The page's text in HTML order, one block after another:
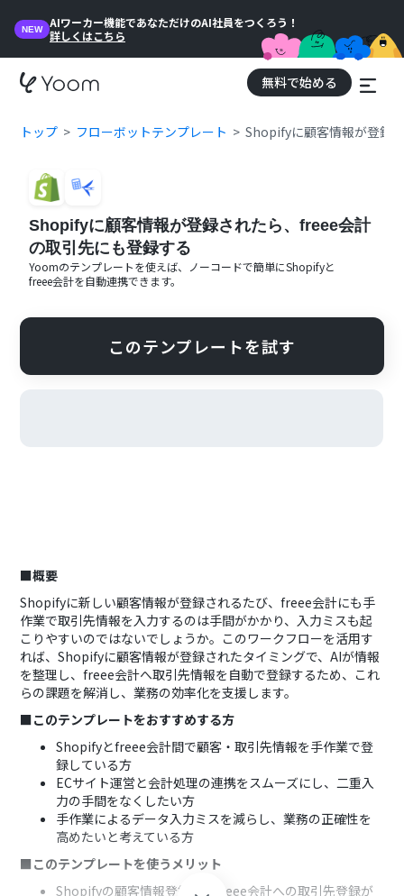
NEW
AIワーカー機能であなただけのAI社員をつくろう！
詳しくはこちら
無料で始める
トップ フローボットテンプレート Shopifyに顧客情報が登録
Shopifyに顧客情報が登録されたら、freee会計
の取引先にも登録する
Yoomのテンプレートを使えば、ノーコードで簡単にShopifyと
freee会計を自動連携できます。
このテンプレートを試す
■概要
Shopifyに新しい顧客情報が登録されるたび、freee会計にも手
作業で取引先情報を入力するのは手間がかかり、入力ミスも起
こりやすいのではないでしょうか。このワークフローを活用す
れば、Shopifyに顧客情報が登録されたタイミングで、AIが情報
を整理し、freee会計へ取引先情報を自動で登録するため、これ
らの課題を解消し、業務の効率化を支援します。
■このテンプレートをおすすめする方
Shopifyとfreee会計間で顧客・取引先情報を手作業で登
録している方
ECサイト運営と会計処理の連携をスムーズにし、二重入
力の手間をなくしたい方
手作業によるデータ入力ミスを減らし、業務の正確性を
高めたいと考えている方
■このテンプレートを使うメリット
Shopifyの顧客情報登録後、freee会計への取引先登録が